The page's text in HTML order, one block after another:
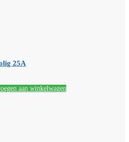
25A
aan winkelwagen